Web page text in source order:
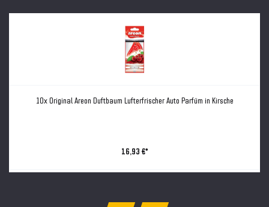
10x Original Areon Duftbaum Lufterfrischer Auto Parfüm in Kirsche
16,93 €*